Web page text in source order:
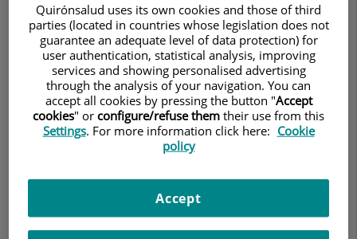
ADULTOS
MEDICINA DEPORTIVA
EquipoContacto
Pedir cita
Quirónsalud uses its own cookies and those of third
parties (located in countries whose legislation does not
guarantee an adequate level of data protection) for
user authentication, statistical analysis, improving
services and showing personalised advertising
through the analysis of your navigation. You can
accept all cookies by pressing the button "Accept
cookies" or configure/refuse them their use from this
Settings. For more information click here: Cookie
policy
Accept